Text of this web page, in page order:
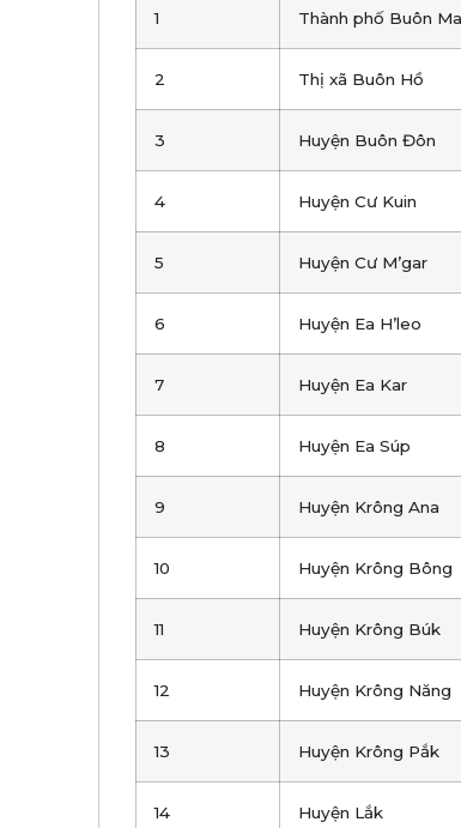
1 Thành phố Buôn
2 Thị xã Buôn Hồ
3 Huyện Buôn Đôn
4 Huyện Cư Kuin
5 Huyện Cư M’gar
6 Huyện Ea H’leo
7 Huyện Ea Kar
8 Huyện Ea Súp
9 Huyện Krông Ana
10 Huyện Krông Bông
11 Huyện Krông Búk
12 Huyện Krông Năng
13 Huyện Krông Pắk
14 Huyện Lắk